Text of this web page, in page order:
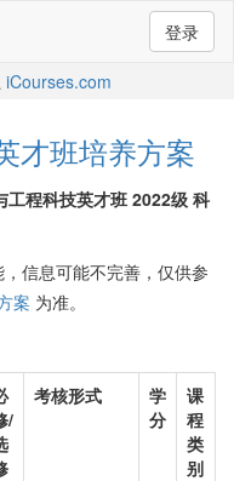
登录
iCourses.com
才班培养方案
工程科技英才班 2022级 科
信息可能不完善，仅供参
案 为准。
/
考核形式
学
分
课
程
类
别